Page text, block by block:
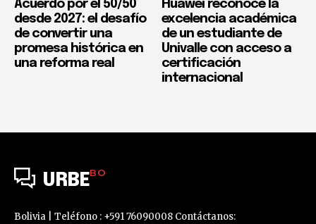
Acuerdo por el 50/50
desde 2027: el desafío
de convertir una
promesa histórica en
una reforma real
Huawei reconoce la
excelencia académica
de un estudiante de
Univalle con acceso a
certificación
internacional
URBEBO
Bolivia | Teléfono : +591 76090008 Contáctanos: